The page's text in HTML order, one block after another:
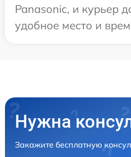
Panasonic, и курьер
удобное место и
Нужна
Закажите бесплатную